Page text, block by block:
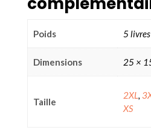
Poids 5 livres
Dimensions 25 ×
Taille
2XL
XS